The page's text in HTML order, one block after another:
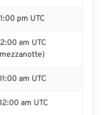
pm UTC
am UTC
am UTC
am UTC